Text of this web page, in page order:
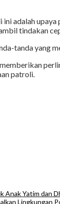
adalah
tindakan
tanda yang
patroli.
Yatim dan
Lingkungan